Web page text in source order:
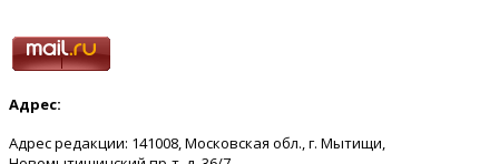
Адрес:
Адрес редакции: 141008, Московская обл., г. Мытищи,